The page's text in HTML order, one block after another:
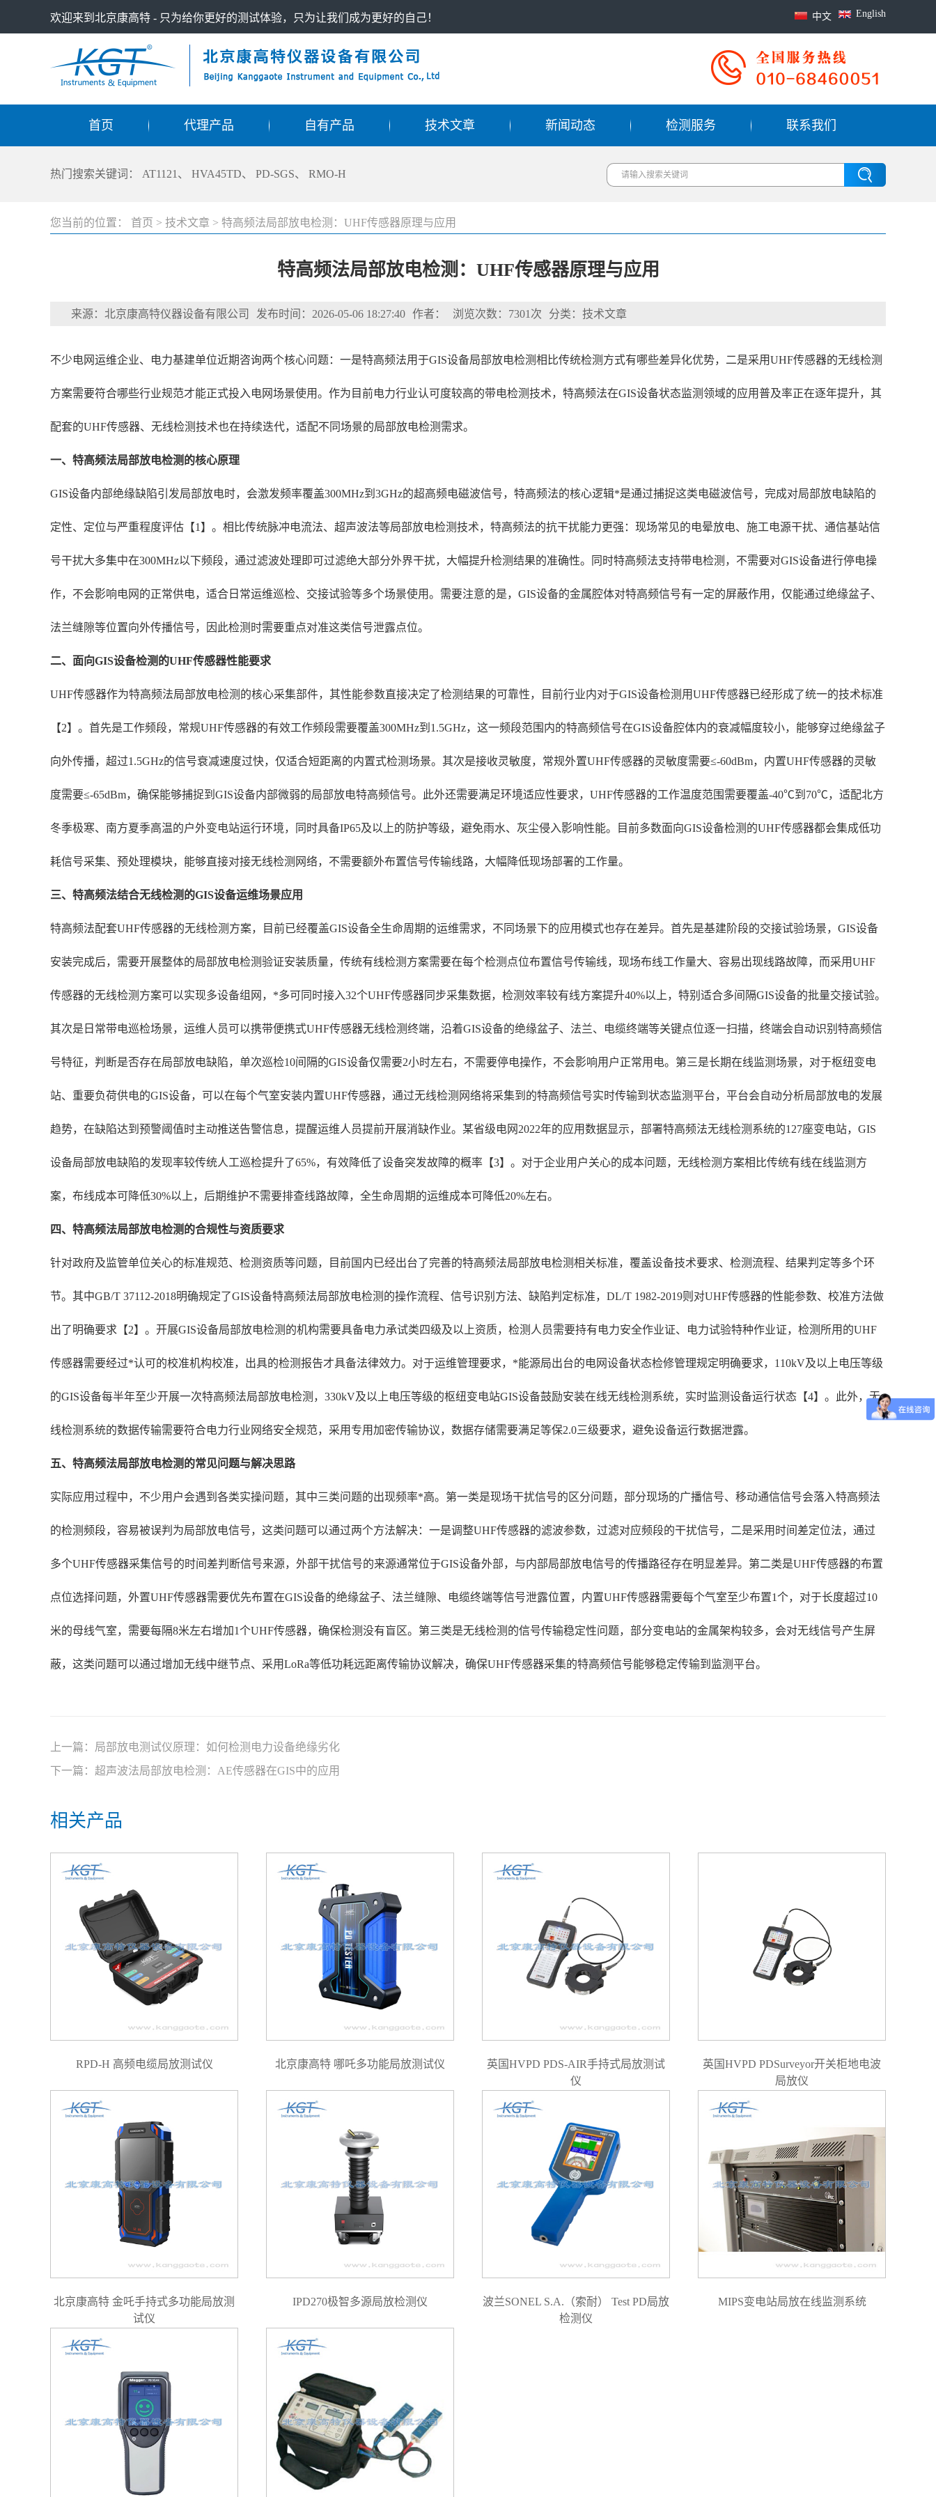
欢迎来到北京康高特 - 只为给你更好的测试体验，只为让我们成为更好的自己！ English
中文
首页 代理产品 自有产品 技术文章 新闻动态 检测服务 联系我们
热门搜索关键词： AT1121 、 HVA45TD、 PD-SGS、 RMO-H
您当前的位置： 首页 > 技术文章 > 特高频法局部放电检测：UHF传感器原理与应用
特高频法局部放电检测：UHF传感器原理与应用
来源：北京康高特仪器设备有限公司 发布时间：2026-05-06 18:27:40 作者： 浏览次数：7301次 分类：技术文章
不少电网运维企业、电力基建单位近期咨询两个核心问题：一是特高频法用于GIS设备局部放电检测相比传统检测方式有哪些差异化优势，二是采用UHF传感器的无线检测
方案需要符合哪些行业规范才能正式投入电网场景使用。作为目前电力行业认可度较高的带电检测技术，特高频法在GIS设备状态监测领域的应用普及率正在逐年提升，其
配套的UHF传感器、无线检测技术也在持续迭代，适配不同场景的局部放电检测需求。
一、特高频法局部放电检测的核心原理
GIS设备内部绝缘缺陷引发局部放电时，会激发频率覆盖300MHz到3GHz的超高频电磁波信号，特高频法的核心逻辑*是通过捕捉这类电磁波信号，完成对局部放电缺陷的
定性、定位与严重程度评估【1】。相比传统脉冲电流法、超声波法等局部放电检测技术，特高频法的抗干扰能力更强：现场常见的电晕放电、施工电源干扰、通信基站信
号干扰大多集中在300MHz以下频段，通过滤波处理即可过滤绝大部分外界干扰，大幅提升检测结果的准确性。同时特高频法支持带电检测，不需要对GIS设备进行停电操
作，不会影响电网的正常供电，适合日常运维巡检、交接试验等多个场景使用。需要注意的是，GIS设备的金属腔体对特高频信号有一定的屏蔽作用，仅能通过绝缘盆子、
法兰缝隙等位置向外传播信号，因此检测时需要重点对准这类信号泄露点位。
二、面向GIS设备检测的UHF传感器性能要求
UHF传感器作为特高频法局部放电检测的核心采集部件，其性能参数直接决定了检测结果的可靠性，目前行业内对于GIS设备检测用UHF传感器已经形成了统一的技术标准
【2】。首先是工作频段，常规UHF传感器的有效工作频段需要覆盖300MHz到1.5GHz，这一频段范围内的特高频信号在GIS设备腔体内的衰减幅度较小，能够穿过绝缘盆子
向外传播，超过1.5GHz的信号衰减速度过快，仅适合短距离的内置式检测场景。其次是接收灵敏度，常规外置UHF传感器的灵敏度需要≤-60dBm，内置UHF传感器的灵敏
度需要≤-65dBm，确保能够捕捉到GIS设备内部微弱的局部放电特高频信号。此外还需要满足环境适应性要求，UHF传感器的工作温度范围需要覆盖-40℃到70℃，适配北方
冬季极寒、南方夏季高温的户外变电站运行环境，同时具备IP65及以上的防护等级，避免雨水、灰尘侵入影响性能。目前多数面向GIS设备检测的UHF传感器都会集成低功
耗信号采集、预处理模块，能够直接对接无线检测网络，不需要额外布置信号传输线路，大幅降低现场部署的工作量。
三、特高频法结合无线检测的GIS设备运维场景应用
特高频法配套UHF传感器的无线检测方案，目前已经覆盖GIS设备全生命周期的运维需求，不同场景下的应用模式也存在差异。首先是基建阶段的交接试验场景，GIS设备
安装完成后，需要开展整体的局部放电检测验证安装质量，传统有线检测方案需要在每个检测点位布置信号传输线，现场布线工作量大、容易出现线路故障，而采用UHF
传感器的无线检测方案可以实现多设备组网，*多可同时接入32个UHF传感器同步采集数据，检测效率较有线方案提升40%以上，特别适合多间隔GIS设备的批量交接试验。
其次是日常带电巡检场景，运维人员可以携带便携式UHF传感器无线检测终端，沿着GIS设备的绝缘盆子、法兰、电缆终端等关键点位逐一扫描，终端会自动识别特高频信
号特征，判断是否存在局部放电缺陷，单次巡检10间隔的GIS设备仅需要2小时左右，不需要停电操作，不会影响用户正常用电。第三是长期在线监测场景，对于枢纽变电
站、重要负荷供电的GIS设备，可以在每个气室安装内置UHF传感器，通过无线检测网络将采集到的特高频信号实时传输到状态监测平台，平台会自动分析局部放电的发展
趋势，在缺陷达到预警阈值时主动推送告警信息，提醒运维人员提前开展消缺作业。某省级电网2022年的应用数据显示，部署特高频法无线检测系统的127座变电站，GIS
设备局部放电缺陷的发现率较传统人工巡检提升了65%，有效降低了设备突发故障的概率【3】。对于企业用户关心的成本问题，无线检测方案相比传统有线在线监测方
案，布线成本可降低30%以上，后期维护不需要排查线路故障，全生命周期的运维成本可降低20%左右。
四、特高频法局部放电检测的合规性与资质要求
针对政府及监管单位关心的标准规范、检测资质等问题，目前国内已经出台了完善的特高频法局部放电检测相关标准，覆盖设备技术要求、检测流程、结果判定等多个环
节。其中GB/T 37112-2018明确规定了GIS设备特高频法局部放电检测的操作流程、信号识别方法、缺陷判定标准，DL/T 1982-2019则对UHF传感器的性能参数、校准方法做
出了明确要求【2】。开展GIS设备局部放电检测的机构需要具备电力承试类四级及以上资质，检测人员需要持有电力安全作业证、电力试验特种作业证，检测所用的UHF
传感器需要经过*认可的校准机构校准，出具的检测报告才具备法律效力。对于运维管理要求，*能源局出台的电网设备状态检修管理规定明确要求，110kV及以上电压等级
的GIS设备每半年至少开展一次特高频法局部放电检测，330kV及以上电压等级的枢纽变电站GIS设备鼓励安装在线无线检测系统，实时监测设备运行状态【4】。此外，无
线检测系统的数据传输需要符合电力行业网络安全规范，采用专用加密传输协议，数据存储需要满足等保2.0三级要求，避免设备运行数据泄露。
五、特高频法局部放电检测的常见问题与解决思路
实际应用过程中，不少用户会遇到各类实操问题，其中三类问题的出现频率*高。第一类是现场干扰信号的区分问题，部分现场的广播信号、移动通信信号会落入特高频法
的检测频段，容易被误判为局部放电信号，这类问题可以通过两个方法解决：一是调整UHF传感器的滤波参数，过滤对应频段的干扰信号，二是采用时间差定位法，通过
多个UHF传感器采集信号的时间差判断信号来源，外部干扰信号的来源通常位于GIS设备外部，与内部局部放电信号的传播路径存在明显差异。第二类是UHF传感器的布置
点位选择问题，外置UHF传感器需要优先布置在GIS设备的绝缘盆子、法兰缝隙、电缆终端等信号泄露位置，内置UHF传感器需要每个气室至少布置1个，对于长度超过10
米的母线气室，需要每隔8米左右增加1个UHF传感器，确保检测没有盲区。第三类是无线检测的信号传输稳定性问题，部分变电站的金属架构较多，会对无线信号产生屏
蔽，这类问题可以通过增加无线中继节点、采用LoRa等低功耗远距离传输协议解决，确保UHF传感器采集的特高频信号能够稳定传输到监测平台。
上一篇： 局部放电测试仪原理：如何检测电力设备绝缘劣化
下一篇： 超声波法局部放电检测：AE传感器在GIS中的应用
相关产品
RPD-H 高频电缆局放测试仪 北京康高特 哪吒多功能局放测试仪
英国HVPD PDS-AIR手持式局放测试
仪
英国HVPD PDSurveyor开关柜地电波
局放仪
北京康高特 金吒手持式多功能局放测
试仪
IPD270极智多源局放检测仪
波兰SONEL S.A.（索耐） Test PD局放
检测仪
MIPS变电站局放在线监测系统